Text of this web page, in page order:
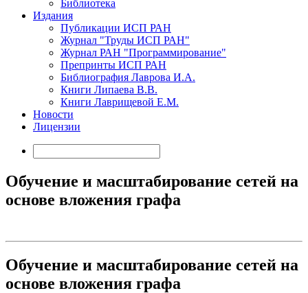
Библиотека
Издания
Публикации ИСП РАН
Журнал "Труды ИСП РАН"
Журнал РАН "Программирование"
Препринты ИСП РАН
Библиография Лаврова И.А.
Книги Липаева В.В.
Книги Лаврищевой Е.М.
Новости
Лицензии
Обучение и масштабирование сетей на
основе вложения графа
Обучение и масштабирование сетей на
основе вложения графа